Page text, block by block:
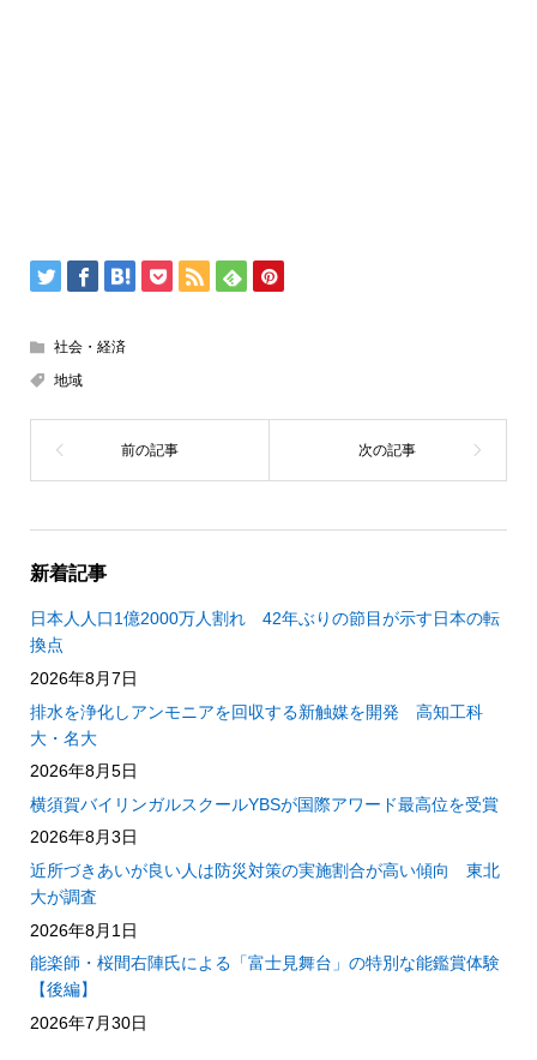
社会・経済
地域
新着記事
日本人人口1億2000万人割れ 42年ぶりの節目が示す日本の転
換点
2026年8月7日
排水を浄化しアンモニアを回収する新触媒を開発 高知工科
大・名大
2026年8月5日
横須賀バイリンガルスクールYBSが国際アワード最高位を受賞
2026年8月3日
近所づきあいが良い人は防災対策の実施割合が高い傾向 東北
大が調査
2026年8月1日
能楽師・桜間右陣氏による「富士見舞台」の特別な能鑑賞体験
【後編】
2026年7月30日